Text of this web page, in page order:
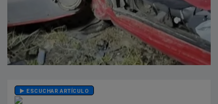
ESCUCHAR ARTÍCULO